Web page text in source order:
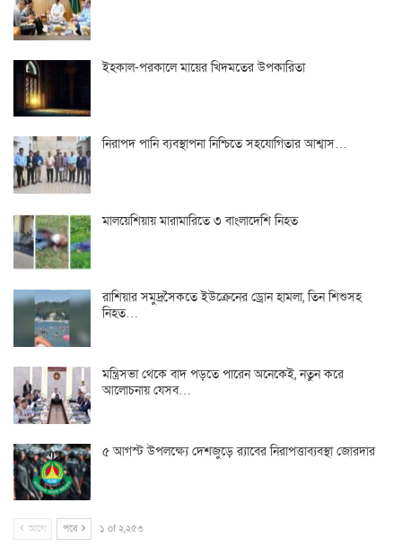
ইহকাল-পরকালে মায়ের খিদমতের উপকারিতা
নিরাপদ পানি ব্যবস্থাপনা নিশ্চিতে সহযোগিতার আশ্বাস…
মালয়েশিয়ায় মারামারিতে ৩ বাংলাদেশি নিহত
রাশিয়ার সমুদ্রসৈকতে ইউক্রেনের ড্রোন হামলা, তিন শিশুসহ
নিহত…
মন্ত্রিসভা থেকে বাদ পড়তে পারেন অনেকেই, নতুন করে
আলোচনায় যেসব…
৫ আগস্ট উপলক্ষ্যে দেশজুড়ে র‌্যাবের নিরাপত্তাব্যবস্থা জোরদার
আগে পরে ১ of ২,২৫৩